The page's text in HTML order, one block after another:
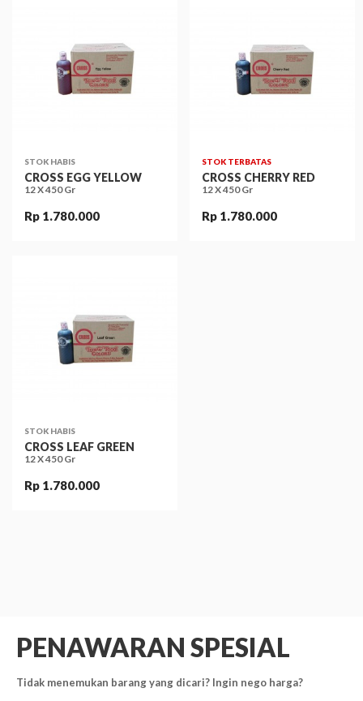
STOK HABIS
CROSS EGG YELLOW
12 X 450 Gr
Rp 1.780.000
STOK TERBATAS
CROSS CHERRY RED
12 X 450 Gr
Rp 1.780.000
STOK HABIS
CROSS LEAF GREEN
12 X 450 Gr
Rp 1.780.000
PENAWARAN SPESIAL
Tidak menemukan barang yang dicari? Ingin nego harga?